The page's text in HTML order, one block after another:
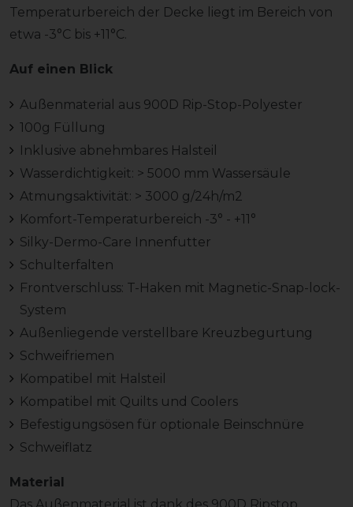
Temperaturbereich der Decke liegt im Bereich von
etwa -3°C bis +11°C.
Auf einen Blick
Außenmaterial aus 900D Rip-Stop-Polyester
100g Füllung
Inklusive abnehmbares Halsteil
Wasserdichtigkeit: > 5000 mm Wassersäule
Atmungsaktivität: > 3000 g/24h/m2
Komfort-Temperaturbereich -3° - +11°
Silky-Dermo-Care Innenfutter
Schulterfalten
Frontverschluss: T-Haken mit Magnetic-Snap-lock-
System
Außenliegende verstellbare Kreuzbegurtung
Schweifriemen
Kompatibel mit Halsteil
Kompatibel mit Quilts und Coolers
Befestigungsösen für optionale Beinschnüre
Schweiflatz
Material